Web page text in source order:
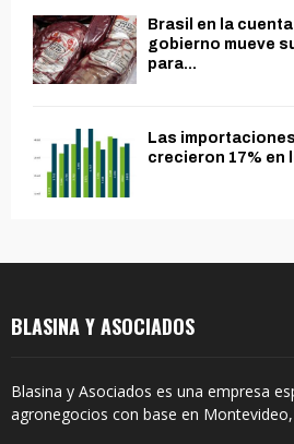
Brasil en la
gobierno mueve
para...
Las
crecieron 17% en
BLASINA Y ASOCIADOS
Blasina y Asociados es una empresa
agronegocios con base en